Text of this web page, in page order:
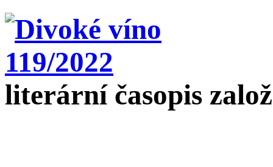
literární časopis